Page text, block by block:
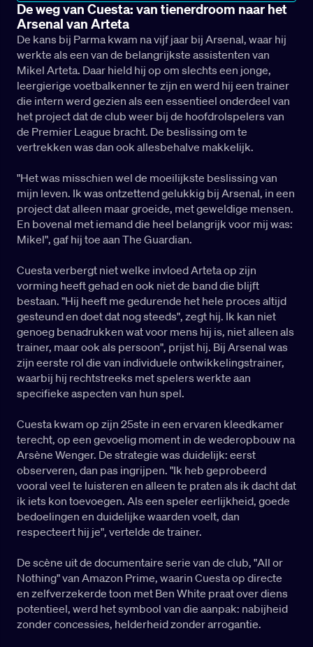
De weg van Cuesta: van tienerdroom naar het
Arsenal van Arteta
De kans bij Parma kwam na vijf jaar bij Arsenal, waar hij
werkte als een van de belangrijkste assistenten van
Mikel Arteta. Daar hield hij op om slechts een jonge,
leergierige voetbalkenner te zijn en werd hij een trainer
die intern werd gezien als een essentieel onderdeel van
het project dat de club weer bij de hoofdrolspelers van
de Premier League bracht. De beslissing om te
vertrekken was dan ook allesbehalve makkelijk.
"Het was misschien wel de moeilijkste beslissing van
mijn leven. Ik was ontzettend gelukkig bij Arsenal, in een
project dat alleen maar groeide, met geweldige mensen.
En bovenal met iemand die heel belangrijk voor mij was:
Mikel", gaf hij toe aan The Guardian.
Cuesta verbergt niet welke invloed Arteta op zijn
vorming heeft gehad en ook niet de band die blijft
bestaan. "Hij heeft me gedurende het hele proces altijd
gesteund en doet dat nog steeds", zegt hij. Ik kan niet
genoeg benadrukken wat voor mens hij is, niet alleen als
trainer, maar ook als persoon", prijst hij. Bij Arsenal was
zijn eerste rol die van individuele ontwikkelingstrainer,
waarbij hij rechtstreeks met spelers werkte aan
specifieke aspecten van hun spel.
Cuesta kwam op zijn 25ste in een ervaren kleedkamer
terecht, op een gevoelig moment in de wederopbouw na
Arsène Wenger. De strategie was duidelijk: eerst
observeren, dan pas ingrijpen. "Ik heb geprobeerd
vooral veel te luisteren en alleen te praten als ik dacht dat
ik iets kon toevoegen. Als een speler eerlijkheid, goede
bedoelingen en duidelijke waarden voelt, dan
respecteert hij je", vertelde de trainer.
De scène uit de documentaire serie van de club, "All or
Nothing" van Amazon Prime, waarin Cuesta op directe
en zelfverzekerde toon met Ben White praat over diens
potentieel, werd het symbool van die aanpak: nabijheid
zonder concessies, helderheid zonder arrogantie.